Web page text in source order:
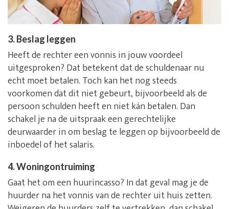
3. Beslag leggen
Heeft de rechter een vonnis in jouw voordeel
uitgesproken? Dat betekent dat de schuldenaar nu
echt moet betalen. Toch kan het nog steeds
voorkomen dat dit niet gebeurt, bijvoorbeeld als de
persoon schulden heeft en niet kán betalen. Dan
schakel je na de uitspraak een gerechtelijke
deurwaarder in om beslag te leggen op bijvoorbeeld de
inboedel of het salaris.
4. Woningontruiming
Gaat het om een huurincasso? In dat geval mag je de
huurder na het vonnis van de rechter uit huis zetten.